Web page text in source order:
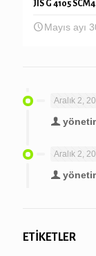
JIS G 4105
Mayıs ayı
Aralık 2,
Aralık 2,
ETİKETLER